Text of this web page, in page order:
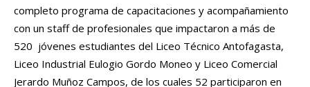
completo programa de capacitaciones y acompañamiento
con un staff de profesionales que impactaron a más de
520 jóvenes estudiantes del Liceo Técnico Antofagasta,
Liceo Industrial Eulogio Gordo Moneo y Liceo Comercial
Jerardo Muñoz Campos, de los cuales 52 participaron en